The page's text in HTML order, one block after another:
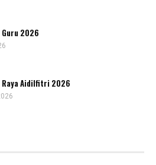
2026
Raya Aidilfitri 2026